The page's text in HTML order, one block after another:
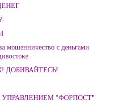
мошенничество с деньгами
ДОБИВАЙТЕСЬ!
"ФОРПОСТ"